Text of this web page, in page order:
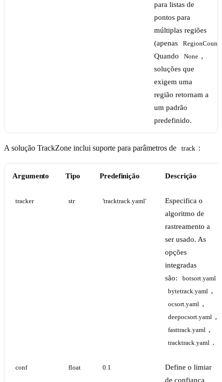
para listas de
pontos para
múltiplas regiões
(apenas
Quando None ,
soluções que
exigem uma
região retornam a
um padrão
predefinido.
A solução TrackZone inclui suporte para parâmetros de track :
Argumento Tipo Predefinição Descrição
tracker str 'tracktrack.yaml'
Especifica o
algoritmo de
rastreamento a
ser usado. As
opções
integradas
são:
botsort.yaml
bytetrack.yaml ,
ocsort.yaml ,
deepocsort.yaml ,
fasttrack.yaml ,
tracktrack.yaml .
conf float 0.1
Define o limiar
de confiança